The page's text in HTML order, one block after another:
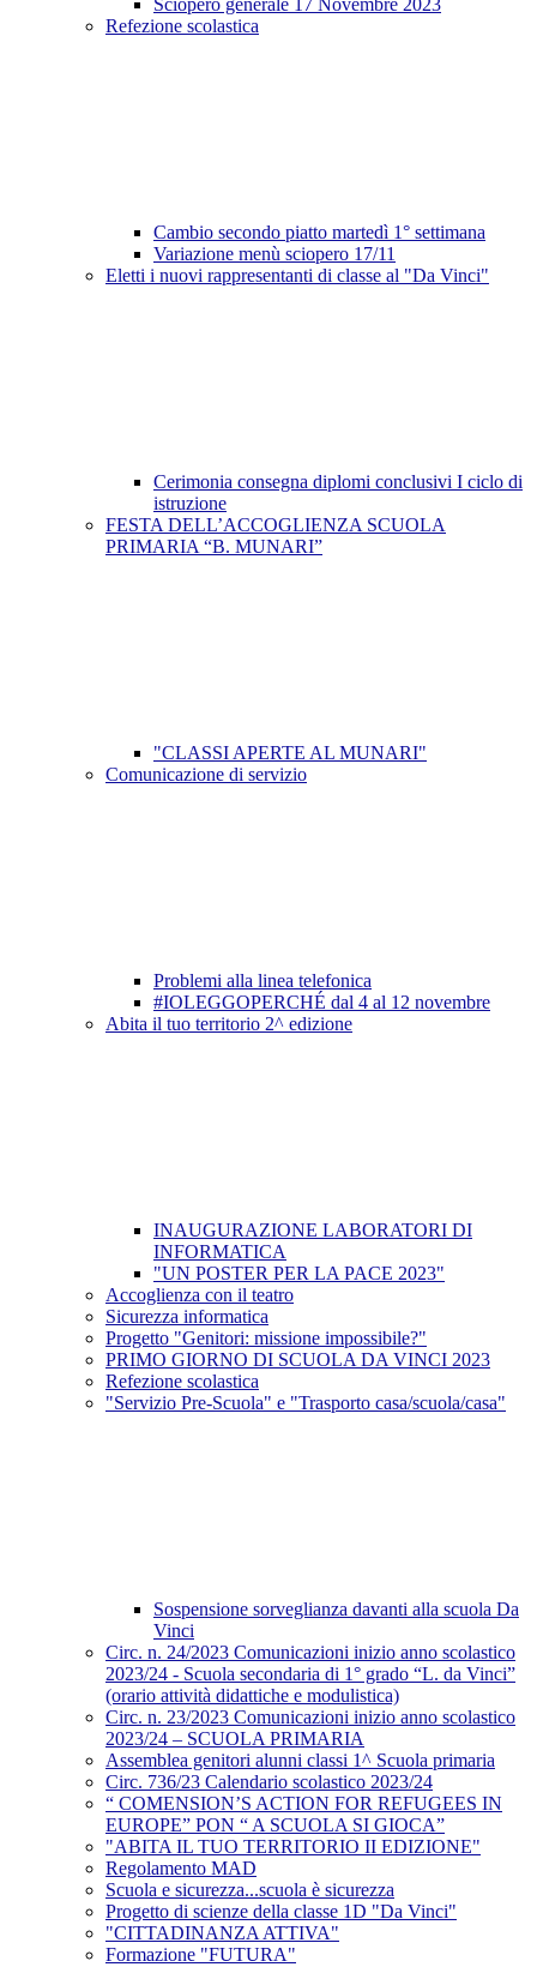
Sciopero generale 17 Novembre 2023
Refezione scolastica
Cambio secondo piatto martedì 1° settimana
Variazione menù sciopero 17/11
Eletti i nuovi rappresentanti di classe al "Da Vinci"
Cerimonia consegna diplomi conclusivi I ciclo di
istruzione
FESTA DELL’ACCOGLIENZA SCUOLA
PRIMARIA “B. MUNARI”
"CLASSI APERTE AL MUNARI"
Comunicazione di servizio
Problemi alla linea telefonica
#IOLEGGOPERCHÉ dal 4 al 12 novembre
Abita il tuo territorio 2^ edizione
INAUGURAZIONE LABORATORI DI
INFORMATICA
"UN POSTER PER LA PACE 2023"
Accoglienza con il teatro
Sicurezza informatica
Progetto "Genitori: missione impossibile?"
PRIMO GIORNO DI SCUOLA DA VINCI 2023
Refezione scolastica
"Servizio Pre-Scuola" e "Trasporto casa/scuola/casa"
Sospensione sorveglianza davanti alla scuola Da
Vinci
Circ. n. 24/2023 Comunicazioni inizio anno scolastico
2023/24 - Scuola secondaria di 1° grado “L. da Vinci”
(orario attività didattiche e modulistica)
Circ. n. 23/2023 Comunicazioni inizio anno scolastico
2023/24 – SCUOLA PRIMARIA
Assemblea genitori alunni classi 1^ Scuola primaria
Circ. 736/23 Calendario scolastico 2023/24
“ COMENSION’S ACTION FOR REFUGEES IN
EUROPE” PON “ A SCUOLA SI GIOCA”
"ABITA IL TUO TERRITORIO II EDIZIONE"
Regolamento MAD
Scuola e sicurezza...scuola è sicurezza
Progetto di scienze della classe 1D "Da Vinci"
"CITTADINANZA ATTIVA"
Formazione "FUTURA"